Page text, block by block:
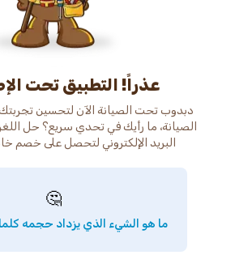
عذراً! التطبيق تحت
دبدوب تحت الصيانة الآن لتحسين
الصيانة، ما رأيك في تحدي سريع؟ حل
البريد الإلكتروني لتحصل على
🤔
ما هو الشيء الذي يزداد حجمه